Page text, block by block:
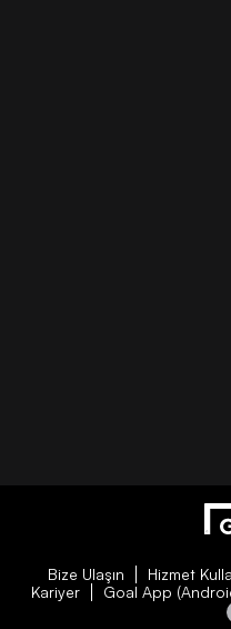
Bize Ulaşın Hizmet
Kariyer
Goal App